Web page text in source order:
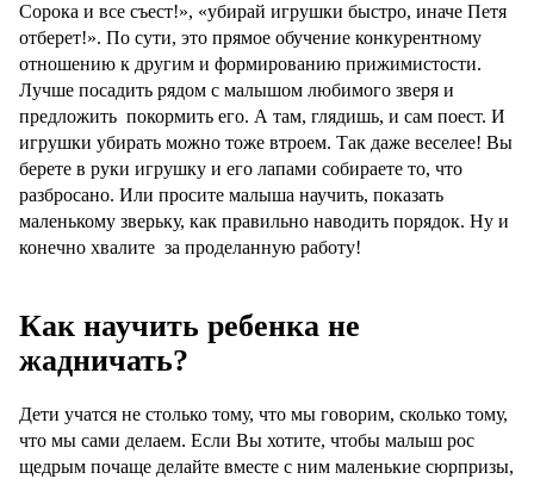
Сорока и все съест!», «убирай игрушки быстро, иначе Петя
отберет!». По сути, это прямое обучение конкурентному
отношению к другим и формированию прижимистости.
Лучше посадить рядом с малышом любимого зверя и
предложить покормить его. А там, глядишь, и сам поест. И
игрушки убирать можно тоже втроем. Так даже веселее! Вы
берете в руки игрушку и его лапами собираете то, что
разбросано. Или просите малыша научить, показать
маленькому зверьку, как правильно наводить порядок. Ну и
конечно хвалите за проделанную работу!
Как научить ребенка не
жадничать?
Дети учатся не столько тому, что мы говорим, сколько тому,
что мы сами делаем. Если Вы хотите, чтобы малыш рос
щедрым почаще делайте вместе с ним маленькие сюрпризы,